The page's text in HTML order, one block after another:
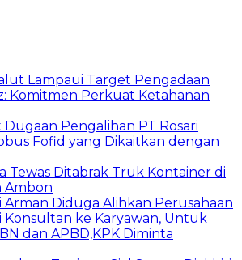
Lampaui Target Pengadaan
Komitmen Perkuat Ketahanan
Pengalihan PT Rosari
Fofid yang Dikaitkan dengan
Tewas Ditabrak Truk Kontainer di
Ambon
Arman Diduga Alihkan Perusahaan
Konsultan ke Karyawan, Untuk
dan APBD,KPK Diminta